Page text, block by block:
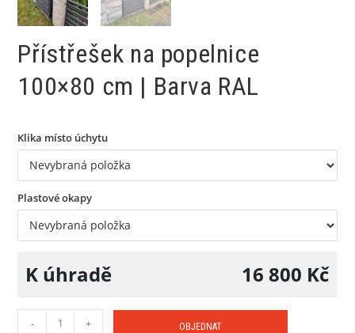
Přístřešek na popelnice
100×80 cm | Barva RAL
Klika místo úchytu
Plastové okapy
K úhradě 16 800 Kč
- + OBJEDNAT